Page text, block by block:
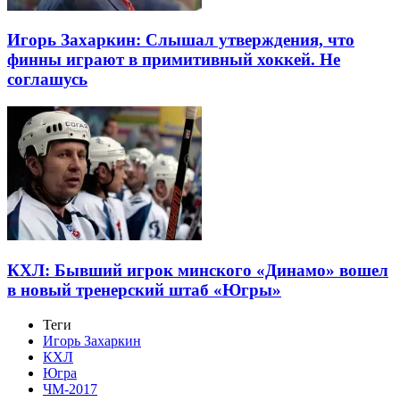
Игорь Захаркин: Слышал утверждения, что
финны играют в примитивный хоккей. Не
соглашусь
КХЛ: Бывший игрок минского «Динамо» вошел
в новый тренерский штаб «Югры»
Теги
Игорь Захаркин
КХЛ
Югра
ЧМ-2017